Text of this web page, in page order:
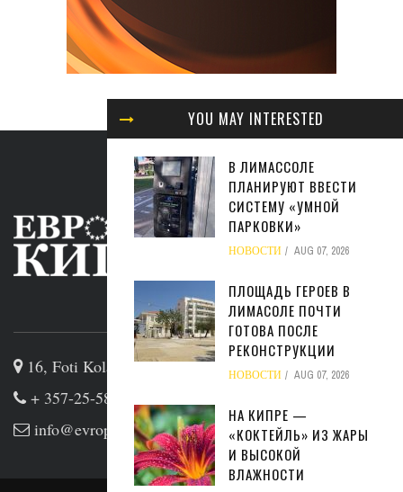
YOU MAY INTERESTED
В ЛИМАССОЛЕ
ПЛАНИРУЮТ ВВЕСТИ
СИСТЕМУ «УМНОЙ
ПАРКОВКИ»
НОВОСТИ AUG 07, 2026
ПЛОЩАДЬ ГЕРОЕВ В
ЛИМАСОЛЕ ПОЧТИ
ГОТОВА ПОСЛЕ
РЕКОНСТРУКЦИИ
НОВОСТИ AUG 07, 2026
НА КИПРЕ —
«КОКТЕЙЛЬ» ИЗ ЖАРЫ
И ВЫСОКОЙ
ВЛАЖНОСТИ
ABOUT US
16, Foti Kolakidi str, 3031, Limassol, Cyprus
+ 357-25-581133
info@evropakipr.com